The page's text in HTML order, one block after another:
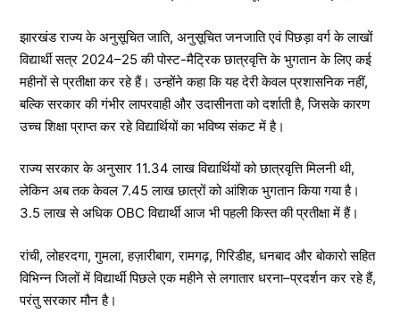
झारखंड राज्य के अनुसूचित जाति, अनुसूचित जनजाति एवं पिछड़ा वर्ग के लाखों
विद्यार्थी सत्र 2024–25 की पोस्ट-मैट्रिक छात्रवृत्ति के भुगतान के लिए कई
महीनों से प्रतीक्षा कर रहे हैं। उन्होंने कहा कि यह देरी केवल प्रशासनिक नहीं,
बल्कि सरकार की गंभीर लापरवाही और उदासीनता को दर्शाती है, जिसके कारण
उच्च शिक्षा प्राप्त कर रहे विद्यार्थियों का भविष्य संकट में है।
राज्य सरकार के अनुसार 11.34 लाख विद्यार्थियों को छात्रवृत्ति मिलनी थी,
लेकिन अब तक केवल 7.45 लाख छात्रों को आंशिक भुगतान किया गया है।
3.5 लाख से अधिक OBC विद्यार्थी आज भी पहली किस्त की प्रतीक्षा में हैं।
रांची, लोहरदगा, गुमला, हज़ारीबाग, रामगढ़, गिरिडीह, धनबाद और बोकारो सहित
विभिन्न जिलों में विद्यार्थी पिछले एक महीने से लगातार धरना–प्रदर्शन कर रहे हैं,
परंतु सरकार मौन है।